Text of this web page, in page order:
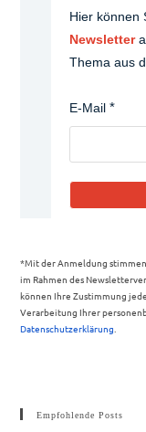
Hier können
Newsletter
Thema aus
E-Mail
*Mit der Anmeldung
im Rahmen des
können Ihre Zustimmung
Verarbeitung Ihrer
Datenschutzerklärung.
Empfohlende Posts